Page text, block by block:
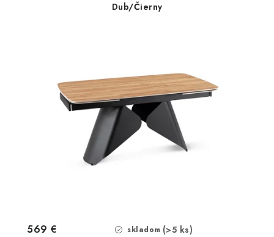
Dub/Čierny
skladom (>5 ks)
569 €